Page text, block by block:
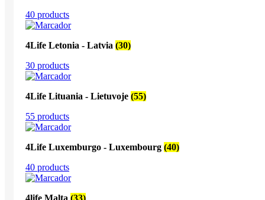
40 products
4Life Letonia - Latvia (30)
30 products
4Life Lituania - Lietuvoje (55)
55 products
4Life Luxemburgo - Luxembourg (40)
40 products
4life Malta (33)